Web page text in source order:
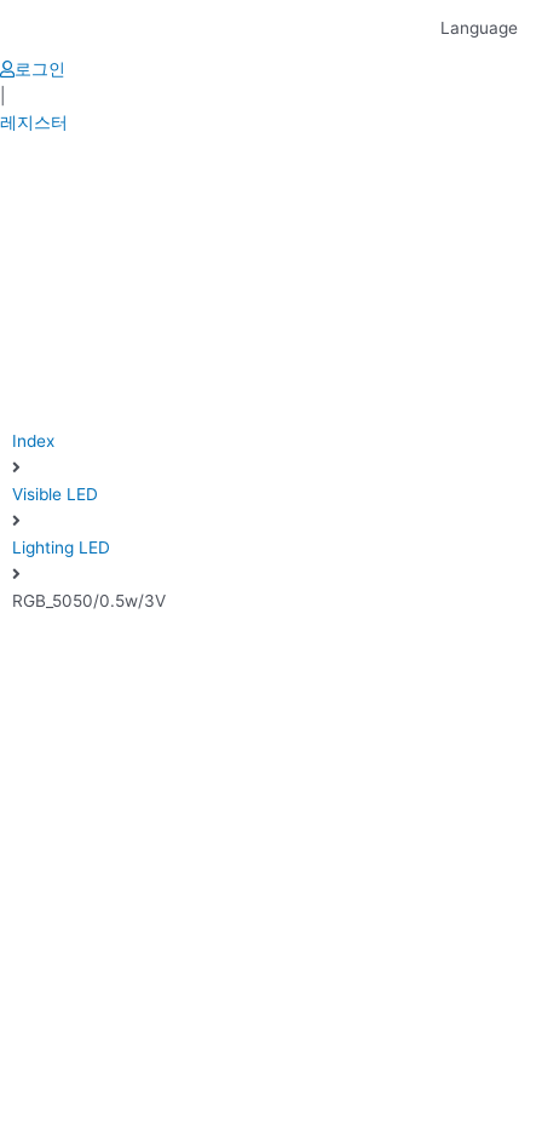
content
Language
로그인
레지스터
Index
Visible LED
Lighting LED
RGB_5050/0.5w/3V